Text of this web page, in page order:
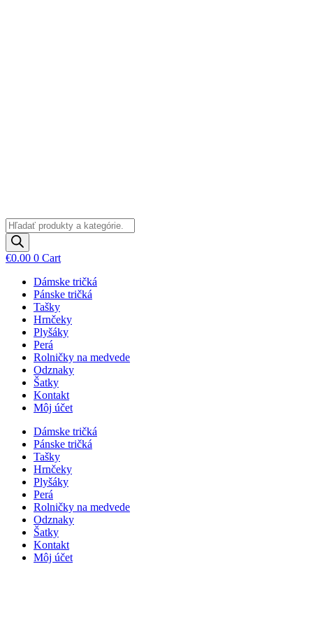
Products
search
€0.00 0 Cart
Dámske tričká
Pánske tričká
Tašky
Hrnčeky
Plyšáky
Perá
Rolničky na medvede
Odznaky
Šatky
Kontakt
Môj účet
Dámske tričká
Pánske tričká
Tašky
Hrnčeky
Plyšáky
Perá
Rolničky na medvede
Odznaky
Šatky
Kontakt
Môj účet